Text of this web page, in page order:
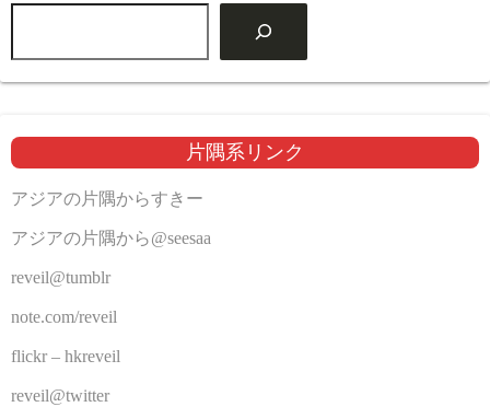
片隅系リンク
アジアの片隅からすきー
アジアの片隅から@seesaa
reveil@tumblr
note.com/reveil
flickr – hkreveil
reveil@twitter